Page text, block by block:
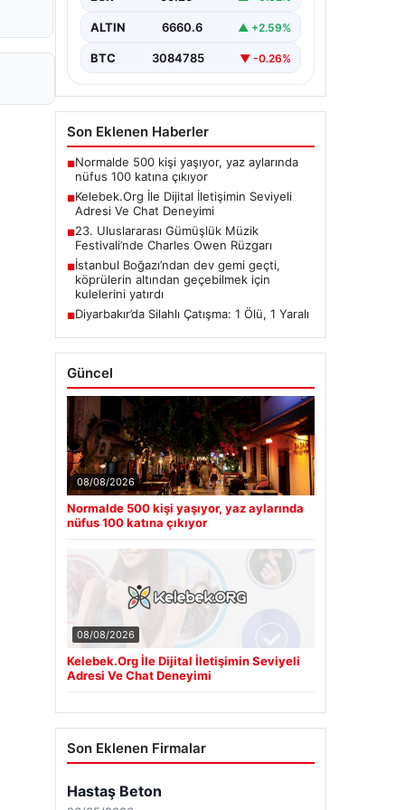
ALTIN 6660.6 ▲ +2.59%
BTC 3084785 ▼ -0.26%
Son Eklenen Haberler
■Normalde 500 kişi yaşıyor, yaz aylarında
nüfus 100 katına çıkıyor
■Kelebek.Org İle Dijital İletişimin Seviyeli
Adresi Ve Chat Deneyimi
■23. Uluslararası Gümüşlük Müzik
Festivali’nde Charles Owen Rüzgarı
■İstanbul Boğazı’ndan dev gemi geçti,
köprülerin altından geçebilmek için
kulelerini yatırdı
■Diyarbakır’da Silahlı Çatışma: 1 Ölü, 1 Yaralı
Güncel
08/08/2026
Normalde 500 kişi yaşıyor, yaz aylarında
nüfus 100 katına çıkıyor
08/08/2026
Kelebek.Org İle Dijital İletişimin Seviyeli
Adresi Ve Chat Deneyimi
Son Eklenen Firmalar
Hastaş Beton